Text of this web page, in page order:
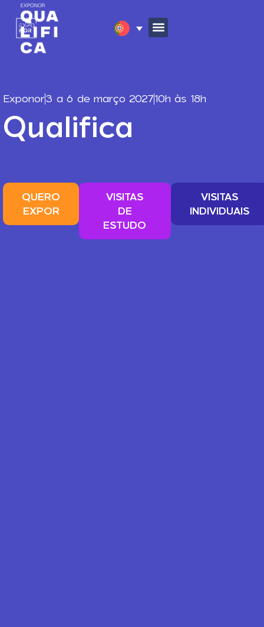
Exponor3 a 6 de março 202710h às 18h
Qualifica
QUERO
EXPOR
VISITAS
DE
ESTUDO
VISITAS
INDIVIDUAIS